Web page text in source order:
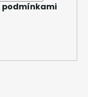
podmínkami